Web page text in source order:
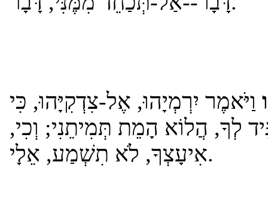
וַיֹּאמֶר יִרְמְיָהוּ, אֶל-צִדְקִיָּהוּ, כִּי
לְךָ, הֲלוֹא הָמֵת תְּמִיתֵנִי; וְכִי,
אִיעָצְךָ, לֹא תִשְׁמַע, אֵלָי.